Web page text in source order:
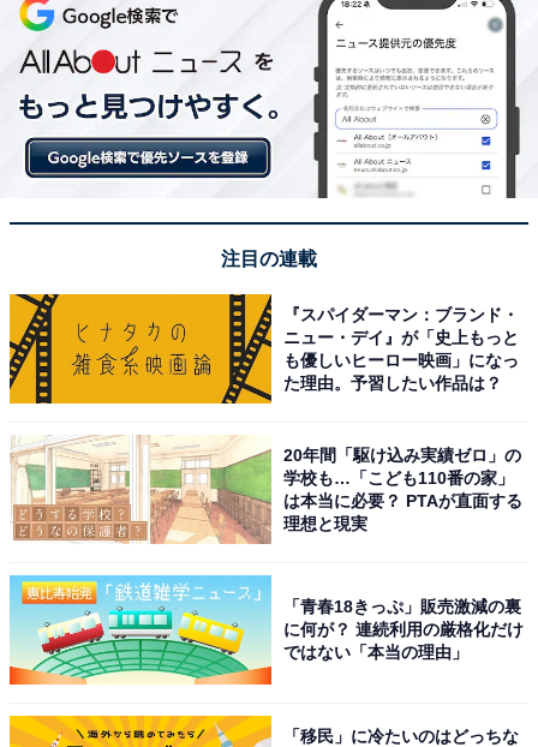
注目の連載
『スパイダーマン：ブランド・
ニュー・デイ』が「史上もっと
も優しいヒーロー映画」になっ
た理由。予習したい作品は？
20年間「駆け込み実績ゼロ」の
学校も…「こども110番の家」
は本当に必要？ PTAが直面する
理想と現実
「青春18きっぷ」販売激減の裏
に何が？ 連続利用の厳格化だけ
ではない「本当の理由」
「移民」に冷たいのはどっちな